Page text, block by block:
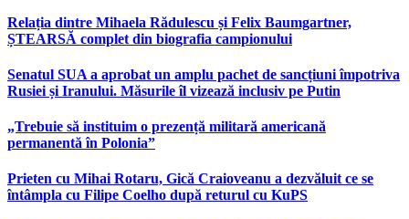
Relația dintre Mihaela Rădulescu și Felix Baumgartner,
ȘTEARSĂ complet din biografia campionului
Senatul SUA a aprobat un amplu pachet de sancțiuni împotriva
Rusiei și Iranului. Măsurile îl vizează inclusiv pe Putin
„Trebuie să instituim o prezență militară americană
permanentă în Polonia”
Prieten cu Mihai Rotaru, Gică Craioveanu a dezvăluit ce se
întâmpla cu Filipe Coelho după returul cu KuPS